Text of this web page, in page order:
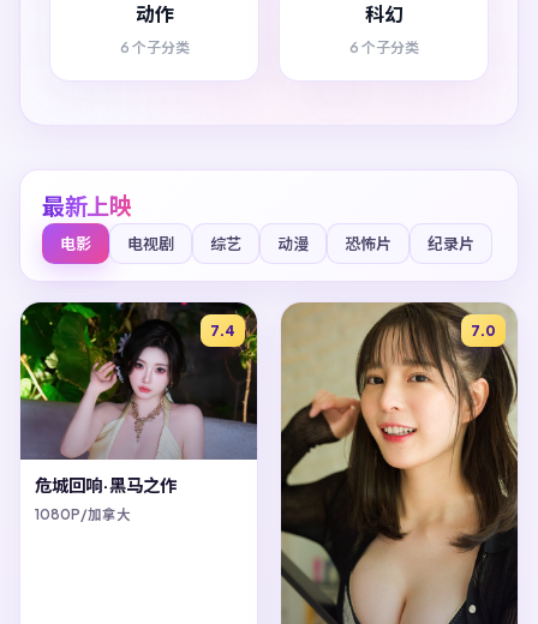
动作
6 个子分类
科幻
6 个子分类
最新上映
电影 电视剧 综艺 动漫 恐怖片 纪录片
7.4
危城回响·黑马之作
1080P/加拿大
7.0